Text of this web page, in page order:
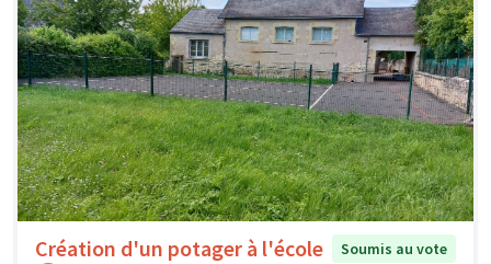
Création d'un potager à l'école
Soumis au vote